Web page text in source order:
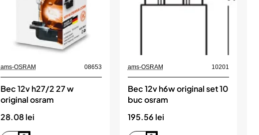
ams-OSRAM 08653
Bec 12v h27/2 27 w
original osram
28.08 lei
ams-OSRAM 10201
Bec 12v h6w original set 10
buc osram
195.56 lei